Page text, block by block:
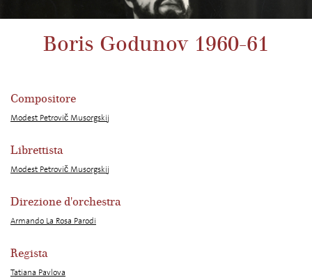
t
i
Boris Godunov 1960-61
Compositore
Modest Petrovič Musorgskij
Librettista
Modest Petrovič Musorgskij
Direzione d'orchestra
Armando La Rosa Parodi
Regista
Tatiana Pavlova